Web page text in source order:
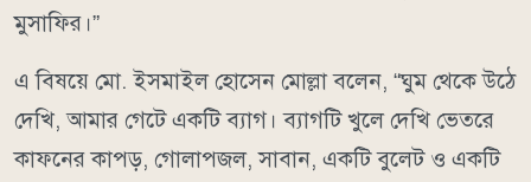
মুসাফির।”
এ বিষয়ে মো. ইসমাইল হোসেন মোল্লা বলেন, “ঘুম থেকে উঠে
দেখি, আমার গেটে একটি ব্যাগ। ব্যাগটি খুলে দেখি ভেতরে
কাফনের কাপড়, গোলাপজল, সাবান, একটি বুলেট ও একটি